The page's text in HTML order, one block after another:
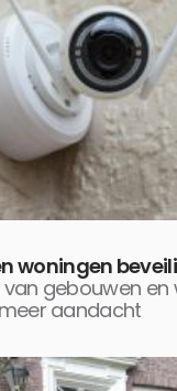
woningen
van gebouwen en
aandacht